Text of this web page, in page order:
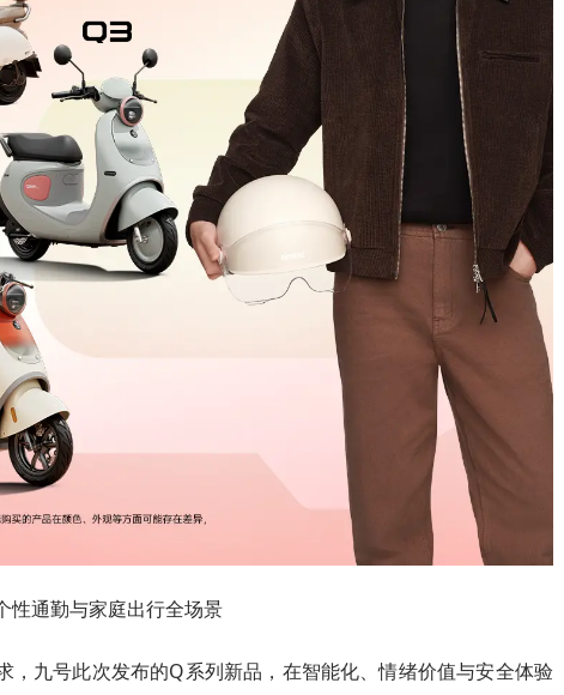
性通勤与家庭出行全场景
，九号此次发布的Q系列新品，在智能化、情绪价值与安全体验